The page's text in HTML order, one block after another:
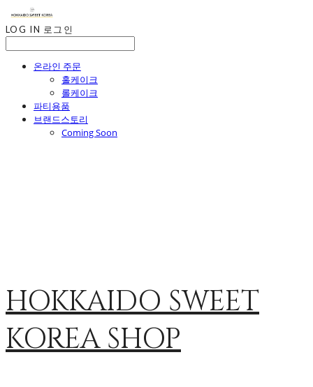
LOG IN 로그인
온라인 주문
홀케이크
롤케이크
파티용품
브랜드스토리
Coming Soon
HOKKAIDO SWEET
KOREA SHOP